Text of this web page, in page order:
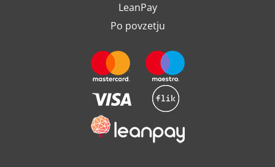
LeanPay
Po povzetju